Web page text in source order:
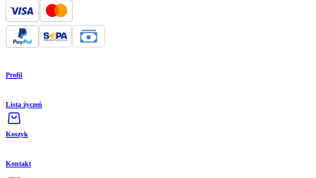
Profil
Lista życzeń
Koszyk
Kontakt